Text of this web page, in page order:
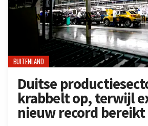
BUITENLAND
Duitse
krabbelt op, terwijl
nieuw record bereikt